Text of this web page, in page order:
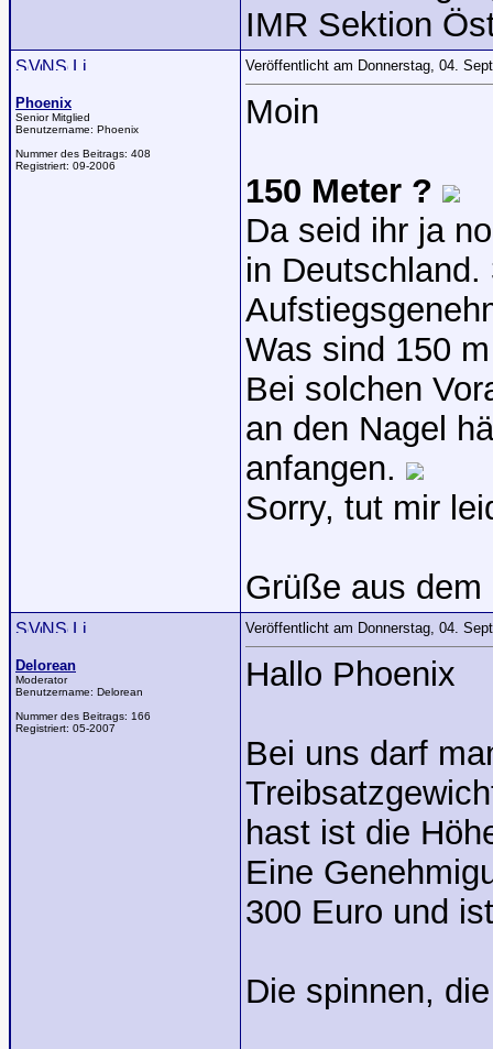
IMR Sektion
Phoenix
Senior Mitglied
Benutzername: Phoenix
Nummer des Beitrags: 408
Registriert: 09-2006
Veröffentlicht am Donnerstag, 04.
Moin
150 Meter ?
Da seid ihr ja
in
Was sind 150
Bei solchen
an den Nagel
anfangen.
Sorry, tut mir
Grüße aus
Delorean
Moderator
Benutzername: Delorean
Nummer des Beitrags: 166
Registriert: 05-2007
Veröffentlicht am Donnerstag, 04.
Hallo Phoenix
Bei uns darf
hast ist die
Eine
300 Euro und
Die spinnen,